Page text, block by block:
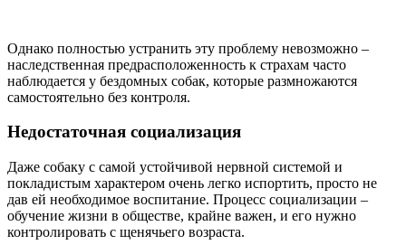
Однако полностью устранить эту проблему невозможно –
наследственная предрасположенность к страхам часто
наблюдается у бездомных собак, которые размножаются
самостоятельно без контроля.
Недостаточная социализация
Даже собаку с самой устойчивой нервной системой и
покладистым характером очень легко испортить, просто не
дав ей необходимое воспитание. Процесс социализации –
обучение жизни в обществе, крайне важен, и его нужно
контролировать с щенячьего возраста.